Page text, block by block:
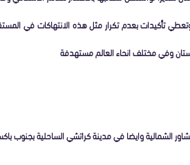
وتعطي تأكيدات بعدم تكرار مثل هذه الانتهاكات في
وفي مختلف انحاء العالم مستهدفة
الشمالية وايضا في مدينة كراتشي الساحلية بجنوب